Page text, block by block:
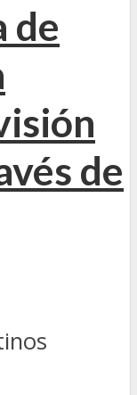
de
de